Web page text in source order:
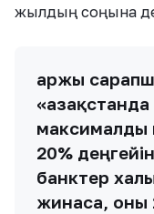
жылдың соңына
Қаржы
максималды
20%
банктер
жинаса, оны